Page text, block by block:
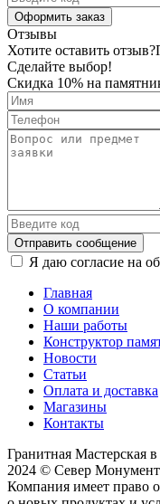
Оформить заказ
Отзывы
Хотите оставить отзыв?
Сделайте выбор!
Скидка 10% на
Отправить сообщение
Я даю согласие на
Главная
О компании
Наши работы
Конструктор
Новости
Статьи
Оплата и доставка
Магазины
Контакты
Гранитная Мастерская
2024 © Север Монумент
Компания имеет право